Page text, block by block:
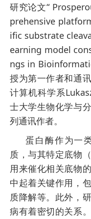
研究论文“
prehensive
ific substrate
earning model
ngs in
授为第一作者和通
计算机科学系
士大学生物化学与
列通讯作者。
蛋白酶作为一
质，与其特定底物
用来催化相关底物
中起着关键作用，
质降解等。此外，
病有着密切的关系